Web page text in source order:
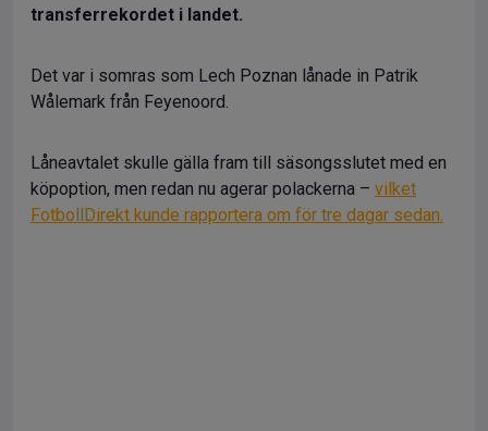
transferrekordet i landet.
Det var i somras som Lech Poznan lånade in Patrik
Wålemark från Feyenoord.
Låneavtalet skulle gälla fram till säsongsslutet med en
köpoption, men redan nu agerar polackerna – vilket
FotbollDirekt kunde rapportera om för tre dagar sedan.